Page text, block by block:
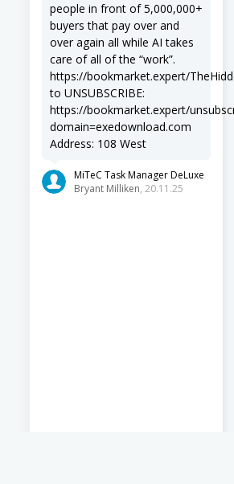
people in front of 5,000,000+
buyers that pay over and
over again all while AI takes
care of all of the “work”.
https://bookmarket.expert/
to UNSUBSCRIBE:
https://bookmarket.expert/
domain=exedownload.com
Address: 108 West
MiTeC Task Manager DeLuxe
Bryant Milliken, 20.11.25